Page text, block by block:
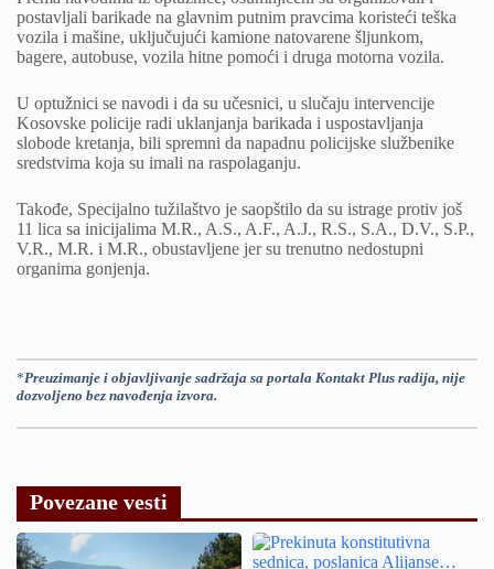
postavljali barikade na glavnim putnim pravcima koristeći teška
vozila i mašine, uključujući kamione natovarene šljunkom,
bagere, autobuse, vozila hitne pomoći i druga motorna vozila.
U optužnici se navodi i da su učesnici, u slučaju intervencije
Kosovske policije radi uklanjanja barikada i uspostavljanja
slobode kretanja, bili spremni da napadnu policijske službenike
sredstvima koja su imali na raspolaganju.
Takođe, Specijalno tužilaštvo je saopštilo da su istrage protiv još
11 lica sa inicijalima M.R., A.S., A.F., A.J., R.S., S.A., D.V., S.P.,
V.R., M.R. i M.R., obustavljene jer su trenutno nedostupni
organima gonjenja.
*Preuzimanje i objavljivanje sadržaja sa portala Kontakt Plus radija, nije
dozvoljeno bez navođenja izvora.
Povezane vesti